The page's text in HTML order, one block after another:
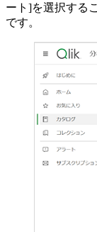
ート]を選択する
です。